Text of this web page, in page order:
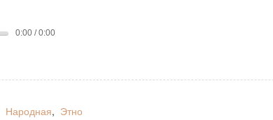
0:00 / 0:00
Народная, Этно